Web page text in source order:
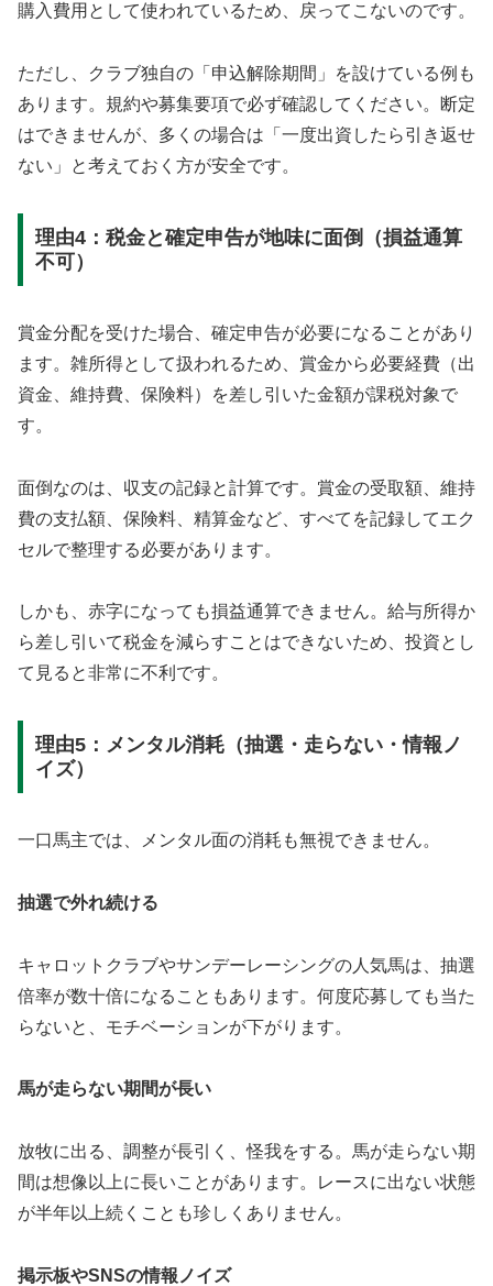
購入費用として使われているため、戻ってこないのです。
ただし、クラブ独自の「申込解除期間」を設けている例も
あります。規約や募集要項で必ず確認してください。断定
はできませんが、多くの場合は「一度出資したら引き返せ
ない」と考えておく方が安全です。
理由4：税金と確定申告が地味に面倒（損益通算
不可）
賞金分配を受けた場合、確定申告が必要になることがあり
ます。雑所得として扱われるため、賞金から必要経費（出
資金、維持費、保険料）を差し引いた金額が課税対象で
す。
面倒なのは、収支の記録と計算です。賞金の受取額、維持
費の支払額、保険料、精算金など、すべてを記録してエク
セルで整理する必要があります。
しかも、赤字になっても損益通算できません。給与所得か
ら差し引いて税金を減らすことはできないため、投資とし
て見ると非常に不利です。
理由5：メンタル消耗（抽選・走らない・情報ノ
イズ）
一口馬主では、メンタル面の消耗も無視できません。
抽選で外れ続ける
キャロットクラブやサンデーレーシングの人気馬は、抽選
倍率が数十倍になることもあります。何度応募しても当た
らないと、モチベーションが下がります。
馬が走らない期間が長い
放牧に出る、調整が長引く、怪我をする。馬が走らない期
間は想像以上に長いことがあります。レースに出ない状態
が半年以上続くことも珍しくありません。
掲示板やSNSの情報ノイズ